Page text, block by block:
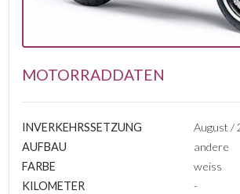
MOTORRADDATEN
INVERKEHRSSETZUNG
August /
AUFBAU
andere
FARBE
weiss
KILOMETER
-